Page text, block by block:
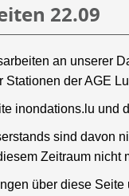
22.09
an unserer
Stationen der AGE
inondations.lu und
sind davon
Zeitraum nicht
über diese